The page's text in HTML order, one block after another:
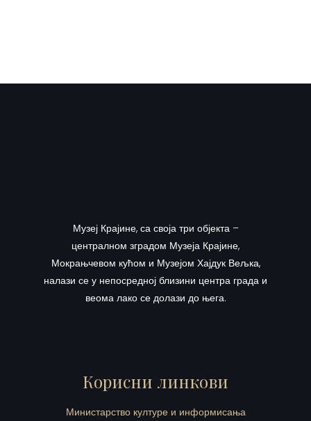
Музеј Крајине, са своја три објекта –
централном зградом Музеја Крајине,
Мокрањчевом кућом и Музејом Хајдук Вељка,
налази се у непосредној близини центра града и
веома лако се долази до њега.
Корисни линкови
Министарство културе и информисања